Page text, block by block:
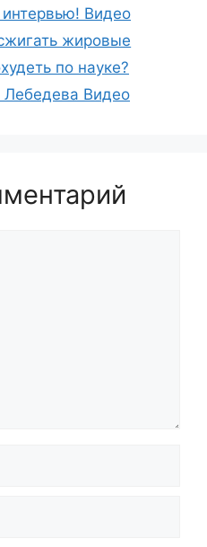
Видео
жировые
по науке?
Лебедева Видео